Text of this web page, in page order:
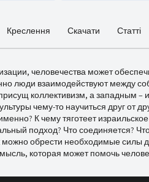
Креслення Скачати Статті
человечества может
люди взаимодействуют между
коллективизм, а западным –
чему-то научиться друг от
К чему тяготеет
подход? Что соединяется?
можно обрести необходимые силы
которая может помочь